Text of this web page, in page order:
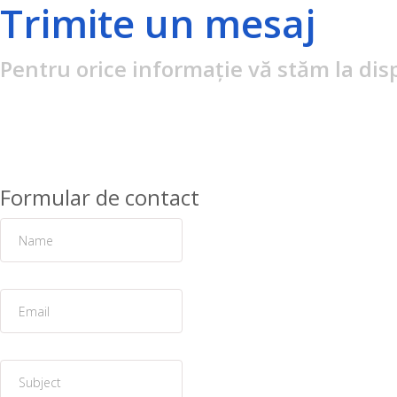
Trimite un mesaj
Pentru orice informație vă stăm la
Formular de contact